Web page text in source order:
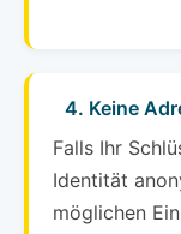
4. Keine
Falls Ihr
Identität
möglichen